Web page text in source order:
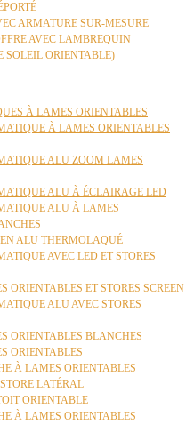
ARMATURE SUR-MESURE
AVEC LAMBREQUIN
SOLEIL ORIENTABLE)
À LAMES ORIENTABLES
À LAMES ORIENTABLES
ALU ZOOM LAMES
ALU À ÉCLAIRAGE LED
ALU À LAMES
ALU THERMOLAQUÉ
AVEC LED ET STORES
ORIENTABLES ET STORES SCREEN
ALU AVEC STORES
ORIENTABLES BLANCHES
ORIENTABLES
À LAMES ORIENTABLES
LATÉRAL
ORIENTABLE
À LAMES ORIENTABLES